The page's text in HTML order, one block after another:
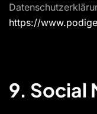
https://
9. Social